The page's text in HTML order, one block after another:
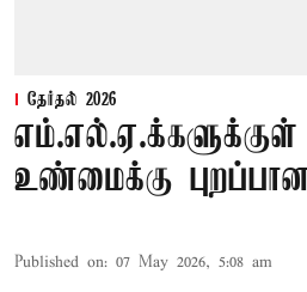
தேர்தல் 2026
எம்.எல்.ஏ.க்களுக்குள்
உண்மைக்கு
Published on: 07 May 2026, 5:08 am